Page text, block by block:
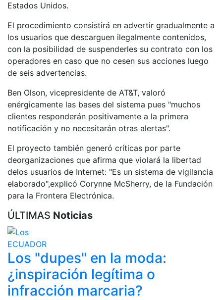
Estados Unidos.
El procedimiento consistirá en advertir gradualmente a
los usuarios que descarguen ilegalmente contenidos,
con la posibilidad de suspenderles su contrato con los
operadores en caso que no cesen sus acciones luego
de seis advertencias.
Ben Olson, vicepresidente de AT&T, valoró
enérgicamente las bases del sistema pues "muchos
clientes responderán positivamente a la primera
notificación y no necesitarán otras alertas".
El proyecto también generó críticas por parte
deorganizaciones que afirma que violará la libertad
delos usuarios de Internet: "Es un sistema de vigilancia
elaborado",explicó Corynne McSherry, de la Fundación
para la Frontera Electrónica.
ÚLTIMAS Noticias
ECUADOR
Los "dupes" en la moda:
¿inspiración legítima o
infracción marcaria?